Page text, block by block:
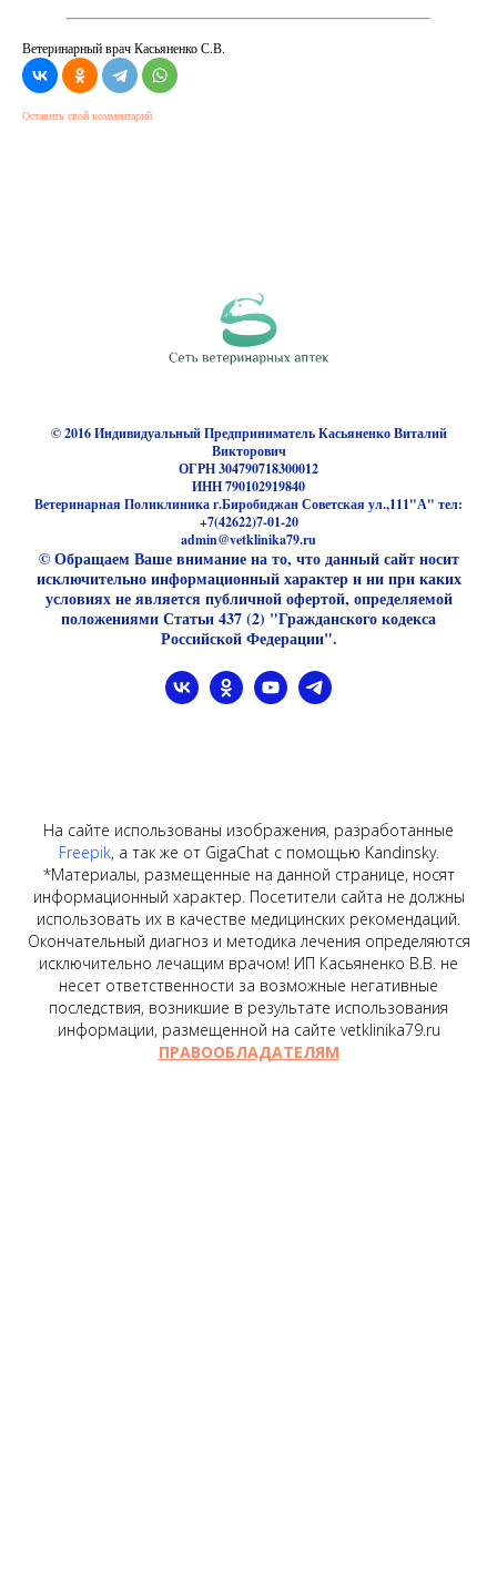
Ветеринарный врач Касьяненко С.В.
Оставить свой комментарий
© 2016 Индивидуальный Предприниматель Касьяненко Виталий
Викторович
ОГРН 304790718300012
ИНН 790102919840
Ветеринарная Поликлиника г.Биробиджан Советская ул.,111"А" тел:
+7(42622)7-01-20
admin@vetklinika79.ru
© Обращаем Ваше внимание на то, что данный сайт носит
исключительно информационный характер и ни при каких
условиях не является публичной офертой, определяемой
положениями Статьи 437 (2) "Гражданского кодекса
Российской Федерации".
На сайте использованы изображения, разработанные
Freepik, а так же от GigaChat с помощью Kandinsky.
*Материалы, размещенные на данной странице, носят
информационный характер. Посетители сайта не должны
использовать их в качестве медицинских рекомендаций.
Окончательный диагноз и методика лечения определяются
исключительно лечащим врачом! ИП Касьяненко В.В. не
несет ответственности за возможные негативные
последствия, возникшие в результате использования
информации, размещенной на сайте vetklinika79.ru
ПРАВООБЛАДАТЕЛЯМ